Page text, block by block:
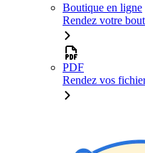
Boutique en ligne
Rendez votre
PDF
Rendez vos